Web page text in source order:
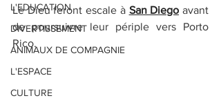
L'EDUCATION
DIVERTISSEMENT
ANIMAUX DE COMPAGNIE
L'ESPACE
CULTURE
Le Dieu feront escale à San Diego avant
de poursuivre leur périple vers Porto
Rico.